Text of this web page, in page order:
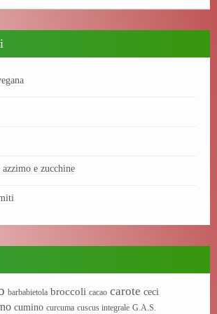
e zucchine
barbabietola broccoli cacao carote ceci
cumino curcuma cuscus integrale G.A.S.